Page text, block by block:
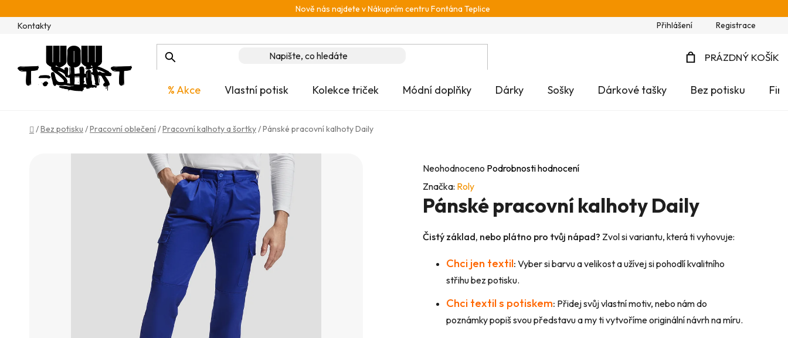
na
obsah
Nově nás najdete v Nákupním centru Fontána Teplice
Kontakty
Přihlášení Registrace
PRÁZDNÝ KOŠÍK
% Akce Vlastní potisk Kolekce triček Módní doplňky Dárky Sošky Dárkové tašky Bez potisku
Domů
/Bez potisku /Pracovní oblečení/Pracovní kalhoty a šortky/Pánské pracovní kalhoty Daily
Průměrné
hodnocení
produktu
je
0,0
hvězdiček.
Neohodnoceno Podrobnosti hodnocení
Značka: Roly
Pánské pracovní kalhoty Daily
Čistý základ, nebo plátno pro tvůj nápad? Zvol si variantu, která ti vyhovuje:
Chci jen textil: Vyber si barvu a velikost a užívej si pohodlí kvalitního
střihu bez potisku.
Chci textil s potiskem: Přidej svůj vlastní motiv, nebo nám do
poznámky popiš svou představu a my ti vytvoříme originální návrh na míru.